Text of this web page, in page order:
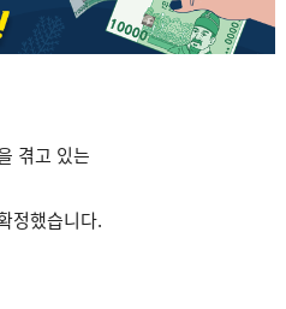
겪고 있는
정했습니다.